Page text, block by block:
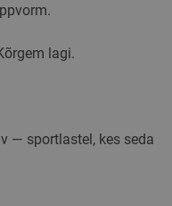
lagi.
— sportlastel, kes seda